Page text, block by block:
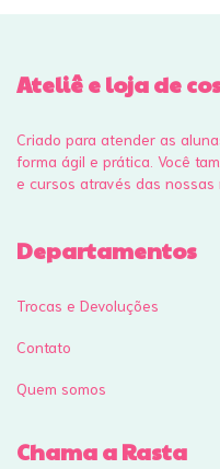
Ateliê e loja de
Criado para atender as
forma ágil e prática. Você
e cursos através das nossas
Departamentos
Trocas e Devoluções
Contato
Quem somos
Chama a Rasta